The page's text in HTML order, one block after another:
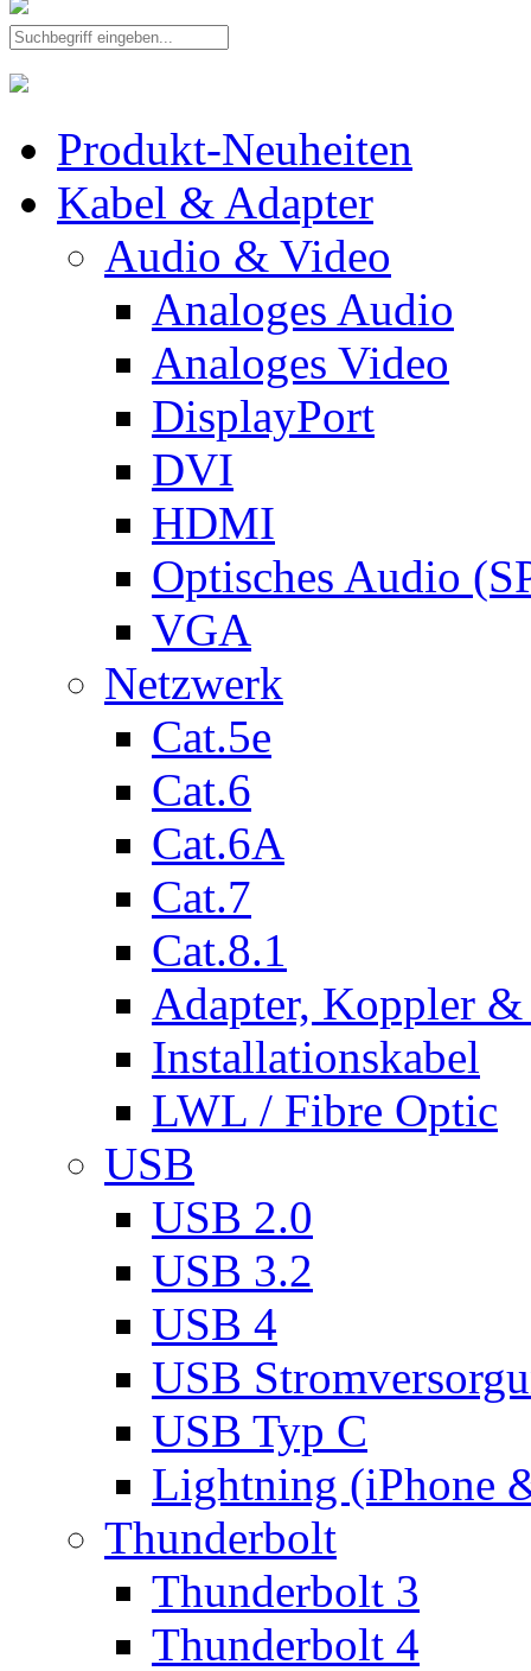
Produkt-Neuheiten
Kabel & Adapter
Audio & Video
Analoges Audio
Analoges Video
DisplayPort
DVI
HDMI
Optisches Audio
VGA
Netzwerk
Cat.5e
Cat.6
Cat.6A
Cat.7
Cat.8.1
Adapter, Koppler &
Installationskabel
LWL / Fibre Optic
USB
USB 2.0
USB 3.2
USB 4
USB
USB Typ C
Lightning (iPhone
Thunderbolt
Thunderbolt 3
Thunderbolt 4